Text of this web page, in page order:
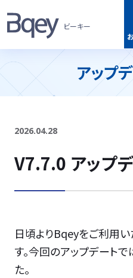
ビーキー
アップ
2026.04.28
V7.7.0 アップデ
日頃よりBqeyをご利用
す。今回のアップデート
た。